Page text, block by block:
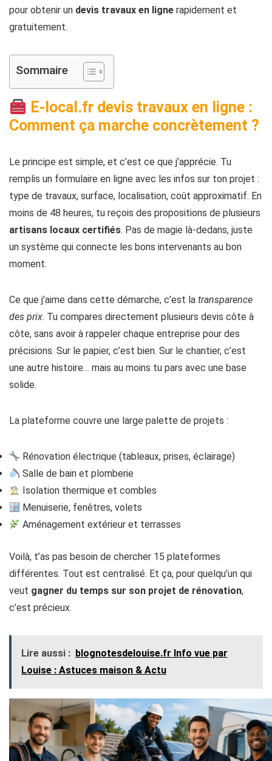
pour obtenir un devis travaux en ligne rapidement et
gratuitement.
Sommaire
E-local.fr devis travaux en ligne :
Comment ça marche concrètement ?
Le principe est simple, et c’est ce que j’apprécie. Tu
remplis un formulaire en ligne avec les infos sur ton projet :
type de travaux, surface, localisation, coût approximatif. En
moins de 48 heures, tu reçois des propositions de plusieurs
artisans locaux certifiés. Pas de magie là-dedans, juste
un système qui connecte les bons intervenants au bon
moment.
Ce que j’aime dans cette démarche, c’est la transparence
des prix. Tu compares directement plusieurs devis côte à
côte, sans avoir à rappeler chaque entreprise pour des
précisions. Sur le papier, c’est bien. Sur le chantier, c’est
une autre histoire… mais au moins tu pars avec une base
solide.
La plateforme couvre une large palette de projets :
Rénovation électrique (tableaux, prises, éclairage)
Salle de bain et plomberie
Isolation thermique et combles
Menuiserie, fenêtres, volets
Aménagement extérieur et terrasses
Voilà, t’as pas besoin de chercher 15 plateformes
différentes. Tout est centralisé. Et ça, pour quelqu’un qui
veut gagner du temps sur son projet de rénovation,
c’est précieux.
Lire aussi : blognotesdelouise.fr Info vue par
Louise​ : Astuces maison & Actu